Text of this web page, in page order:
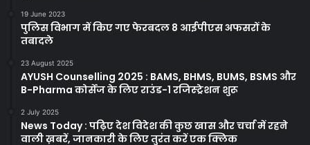
19 June 2023
पुलिस विभाग में किए गए फेरबदल 8 आईपीएस अफसरों के
तबादले
23 August 2025
AYUSH Counselling 2025 : BAMS, BHMS, BUMS, BSMS और
B-Pharma कोर्सेज के लिए राउंड-1 रजिस्ट्रेशन शुरू
2 July 2025
News Today : पढ़िए देश विदेश की कुछ खास और चर्चा में रहने
वाली ख़बरें, जानकारी के लिए तुरंत करें एक क्लिक